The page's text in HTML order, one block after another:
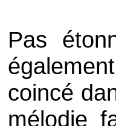
Pas
coincé
mélodie